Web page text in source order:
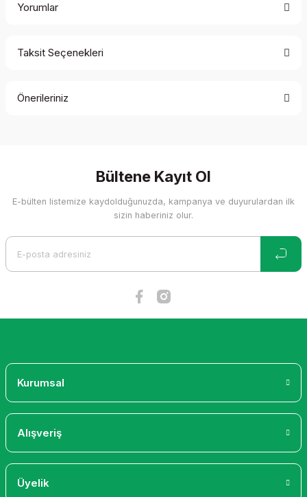
Yorumlar
Taksit Seçenekleri
Önerileriniz
Görüş ve önerileriniz için teşekkür ederiz.
Ürün resmi kalitesiz, bozuk veya görüntülenemiyor.
Bültene Kayıt Ol
E-bülten listemize kaydolduğunuzda, kampanya ve duyurulardan ilk
sizin haberiniz olur.
Kurumsal
Alışveriş
Üyelik